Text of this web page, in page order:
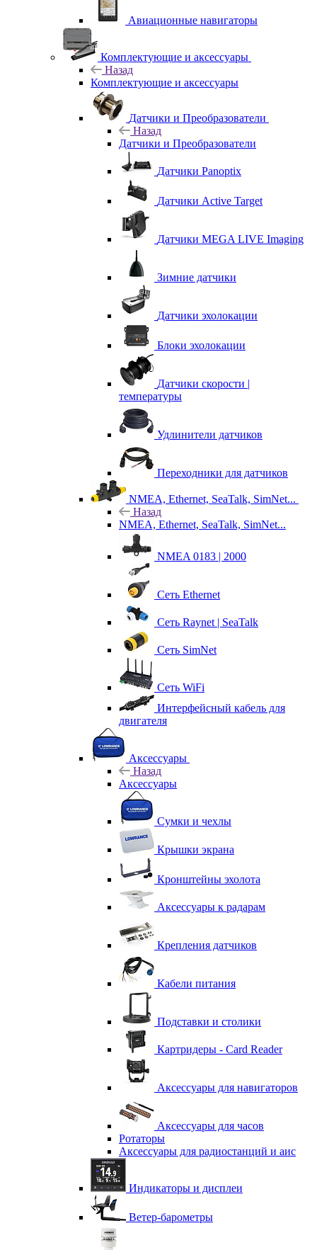
Авиационные навигаторы
Комплектующие и аксессуары
Назад
Комплектующие и аксессуары
Датчики и Преобразователи
Назад
Датчики и Преобразователи
Датчики Panoptix
Датчики Active Target
Датчики MEGA LIVE Imaging
Зимние датчики
Датчики эхолокации
Блоки эхолокации
Датчики скорости |
температуры
Удлинители датчиков
Переходники для датчиков
NMEA, Ethernet, SeaTalk, SimNet...
Назад
NMEA, Ethernet, SeaTalk, SimNet...
NMEA 0183 | 2000
Сеть Ethernet
Сеть Raynet | SeaTalk
Сеть SimNet
Сеть WiFi
Интерфейсный кабель для
двигателя
Аксессуары
Назад
Аксессуары
Сумки и чехлы
Крышки экрана
Кронштейны эхолота
Аксессуары к радарам
Крепления датчиков
Кабели питания
Подставки и столики
Картридеры - Card Reader
Аксессуары для навигаторов
Аксессуары для часов
Ротаторы
Аксессуары для радиостанций и аис
Индикаторы и дисплеи
Ветер-барометры